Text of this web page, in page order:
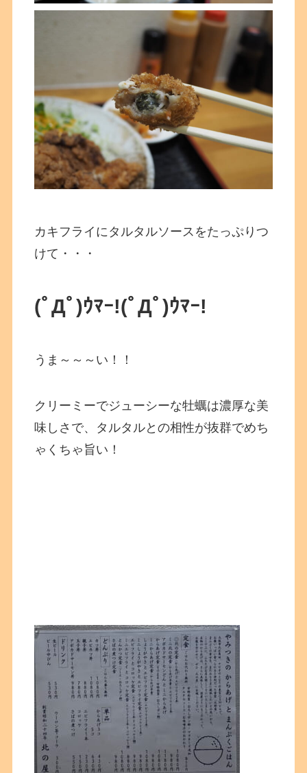
カキフライにタルタルソースをたっぷりつ
けて・・・
(ﾟДﾟ)ｳﾏｰ!(ﾟДﾟ)ｳﾏｰ!
うま～～～い！！
クリーミーでジューシーな牡蠣は濃厚な美
味しさで、タルタルとの相性が抜群でめち
ゃくちゃ旨い！